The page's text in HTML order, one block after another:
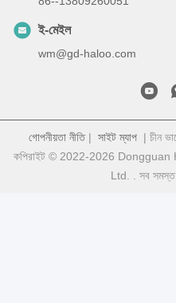
ই-মেইল
wm@gd-haloo.com
গোপনীয়তা নীতি| সাইট ম্যাপ| চীন
কপিরাইট © 2022-2026
Ltd. . সব সমস্ত